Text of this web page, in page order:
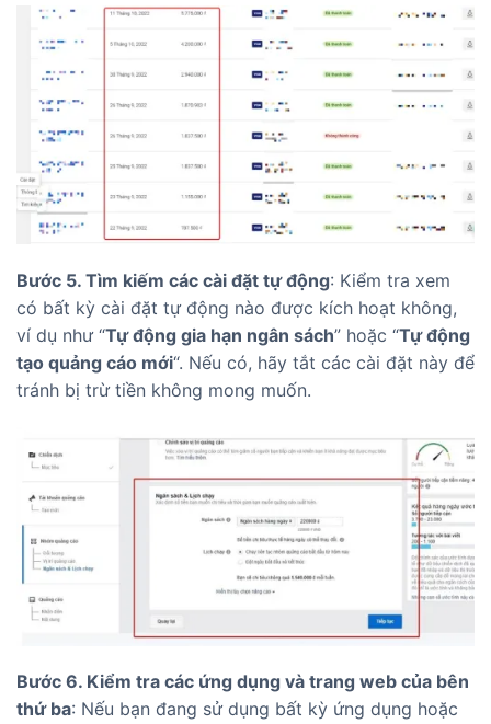
Bước 5. Tìm kiếm các cài đặt tự động: Kiểm tra xem
có bất kỳ cài đặt tự động nào được kích hoạt không,
ví dụ như “Tự động gia hạn ngân sách” hoặc “Tự động
tạo quảng cáo mới“. Nếu có, hãy tắt các cài đặt này để
tránh bị trừ tiền không mong muốn.
Bước 6. Kiểm tra các ứng dụng và trang web của bên
thứ ba: Nếu bạn đang sử dụng bất kỳ ứng dụng hoặc